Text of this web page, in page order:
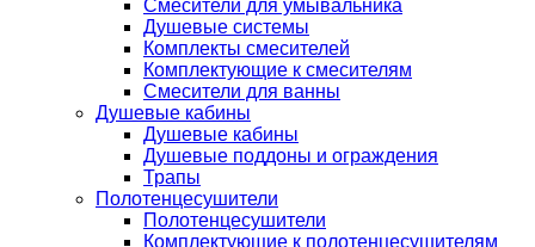
Смесители для умывальника
Душевые системы
Комплекты смесителей
Комплектующие к смесителям
Смесители для ванны
Душевые кабины
Душевые кабины
Душевые поддоны и ограждения
Трапы
Полотенцесушители
Полотенцесушители
Комплектующие к полотенцесушителям